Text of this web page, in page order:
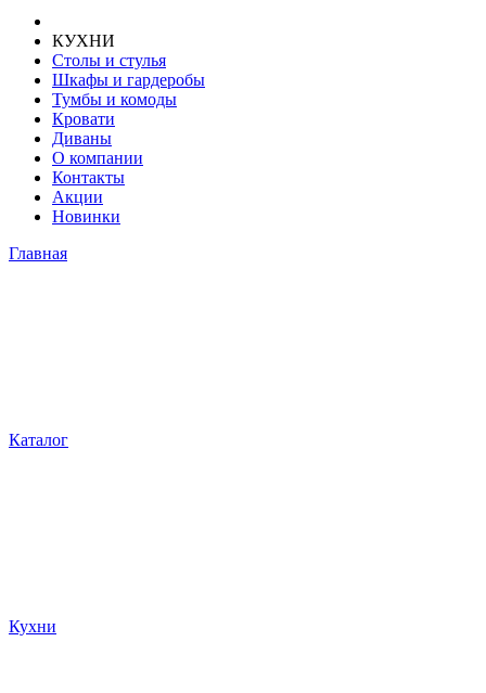
КУХНИ
Столы и стулья
Шкафы и гардеробы
Тумбы и комоды
Кровати
Диваны
О компании
Контакты
Акции
Новинки
Главная
Каталог
Кухни